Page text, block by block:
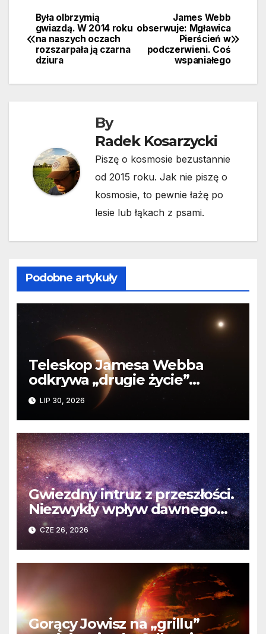
Nawigacja
wpisu
James Webb
obserwuje: Mgławica
Pierścień w
podczerwieni. Coś
wspaniałego
Była olbrzymią
gwiazdą. W 2014 roku
na naszych oczach
rozszarpała ją czarna
dziura
By
Radek Kosarzycki
Piszę o kosmosie bezustannie
od 2015 roku. Jak nie piszę o
kosmosie, to pewnie łażę po
lesie lub łąkach z psami.
Podobne artykuły
Teleskop Jamesa Webba
odkrywa „drugie życie”
planety krążącej wokół
martwej gwiazdy
LIP 30, 2026
Gwiezdny intruz z przeszłości.
Niezwykły wpływ dawnego
spotkania na komety Układu
Słonecznego
CZE 26, 2026
Gorący Jowisz na „grillu”